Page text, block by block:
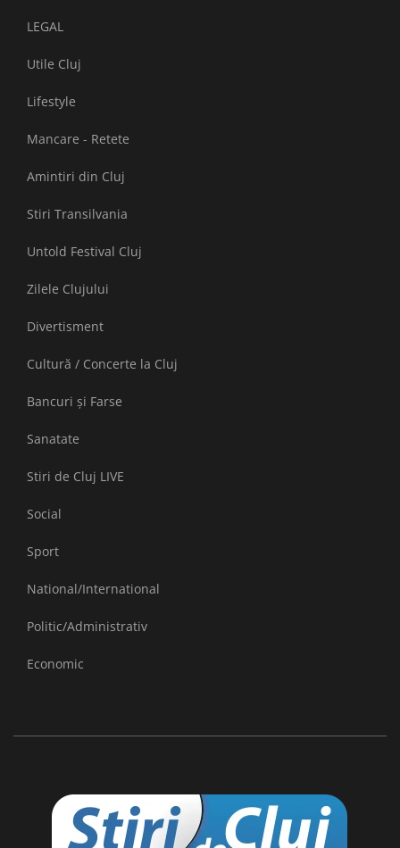
LEGAL
Utile Cluj
Lifestyle
Mancare - Retete
Amintiri din Cluj
Stiri Transilvania
Untold Festival Cluj
Zilele Clujului
Divertisment
Cultură / Concerte la Cluj
Bancuri și Farse
Sanatate
Stiri de Cluj LIVE
Social
Sport
National/International
Politic/Administrativ
Economic